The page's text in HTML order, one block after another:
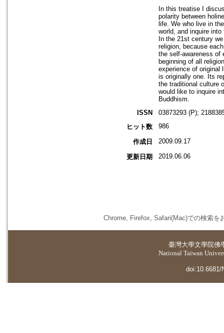
In this treatise I
polarity between
life. We who live in
world, and inquire
In the 21st century
religion, because
the self-awareness of
beginning of all
experience of original
is originally one. Its
the traditional culture
would like to inquire
Buddhism.
ISSN
03873293 (P);
ヒット数
986
作成日 2009.09.17
更新日期 2019.06.06
Chrome, Firefox, Safari(Mac)での検索を
臺灣大學文學院佛
National Taiwan
doi:10.6681/